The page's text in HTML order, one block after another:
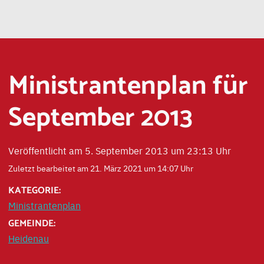
Ministrantenplan für
September 2013
Veröffentlicht am 5. September 2013 um 23:13 Uhr
Zuletzt bearbeitet am 21. März 2021 um 14:07 Uhr
KATEGORIE:
Ministrantenplan
GEMEINDE:
Heidenau